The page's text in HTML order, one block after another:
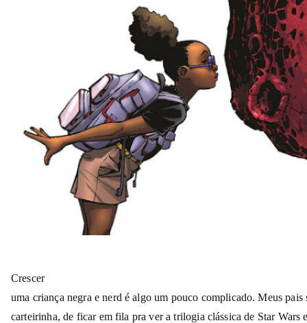
Crescer
uma criança negra e nerd é algo um pouco complicado. Meus pais
carteirinha, de ficar em fila pra ver a trilogia clássica de Star Wars